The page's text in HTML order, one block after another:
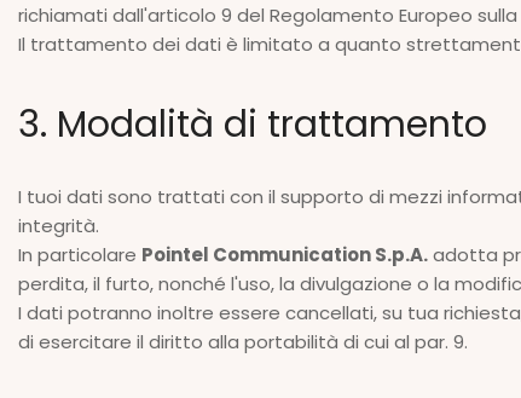
richiamati dall'articolo 9 del Regolamento Europeo
Il trattamento dei dati è limitato a quanto
3. Modalità di trattamento
I tuoi dati sono trattati con il supporto di mezzi
integrità.
In particolare Pointel Communication S.p.A.adotta
perdita, il furto, nonché l'uso, la divulgazione o la
I dati potranno inoltre essere cancellati, su tua
di esercitare il diritto alla portabilità di cui al par. 9.